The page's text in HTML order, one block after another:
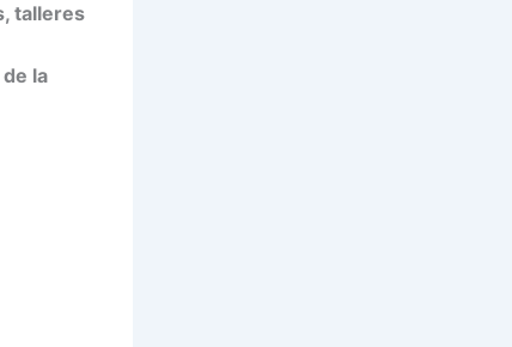
talleres
la